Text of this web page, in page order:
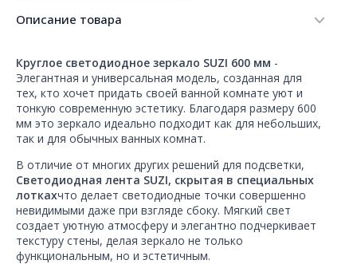
Описание товара
Круглое светодиодное зеркало SUZI 600 мм -
Элегантная и универсальная модель, созданная для
тех, кто хочет придать своей ванной комнате уют и
тонкую современную эстетику. Благодаря размеру 600
мм это зеркало идеально подходит как для небольших,
так и для обычных ванных комнат.
В отличие от многих других решений для подсветки,
Светодиодная лента SUZI, скрытая в специальных
лоткахчто делает светодиодные точки совершенно
невидимыми даже при взгляде сбоку. Мягкий свет
создает уютную атмосферу и элегантно подчеркивает
текстуру стены, делая зеркало не только
функциональным, но и эстетичным.